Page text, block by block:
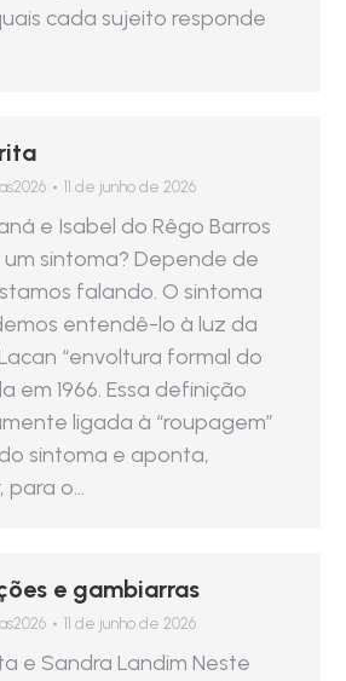
cada sujeito responde
11 de junho de 2026
e Isabel do Rêgo Barros
sintoma? Depende de
falando. O sintoma
entendê-lo à luz da
“envoltura formal do
em 1966. Essa definição
ligada à “roupagem”
sintoma e aponta,
para o…
e gambiarras
11 de junho de 2026
e Sandra Landim Neste